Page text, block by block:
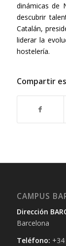
dinámicas de
descubrir
Catalán,
liderar la
hostelería.
Compartir
CAMPUS
Dirección
Barcelona
Teléfono: